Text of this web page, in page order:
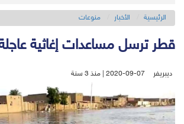
الرئيسية الأخبار منوعات
قطر ترسل مساعدات إغاثية
ديبريفر 2020-09-07 | منذ 3 سنة